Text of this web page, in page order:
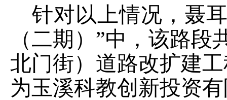
针对以上情况，聂
（二期） ”中，该路段
北门街）道路改扩建
为玉溪科教创新投资